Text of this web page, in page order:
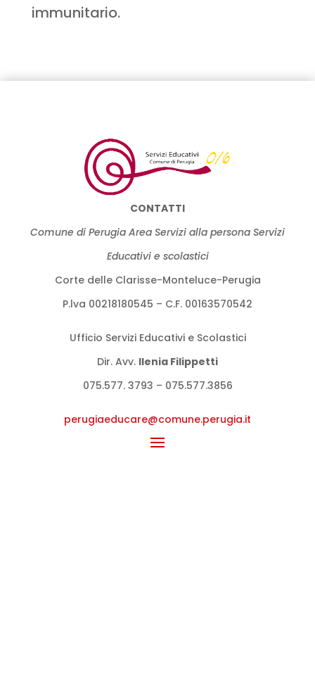
immunitario.
CONTATTI
Comune di Perugia Area Servizi alla persona Servizi
Educativi e scolastici
Corte delle Clarisse-Monteluce-Perugia
P.lva 00218180545 – C.F. 00163570542
Ufficio Servizi Educativi e Scolastici
Dir. Avv. llenia Filippetti
075.577. 3793 – 075.577.3856
perugiaeducare@comune.perugia.it